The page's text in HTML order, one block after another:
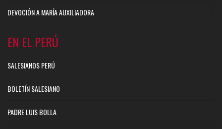
DEVOCIÓN A MARÍA AUXILIADORA
EN EL PERÚ
SALESIANOS PERÚ
BOLETÍN SALESIANO
PADRE LUIS BOLLA